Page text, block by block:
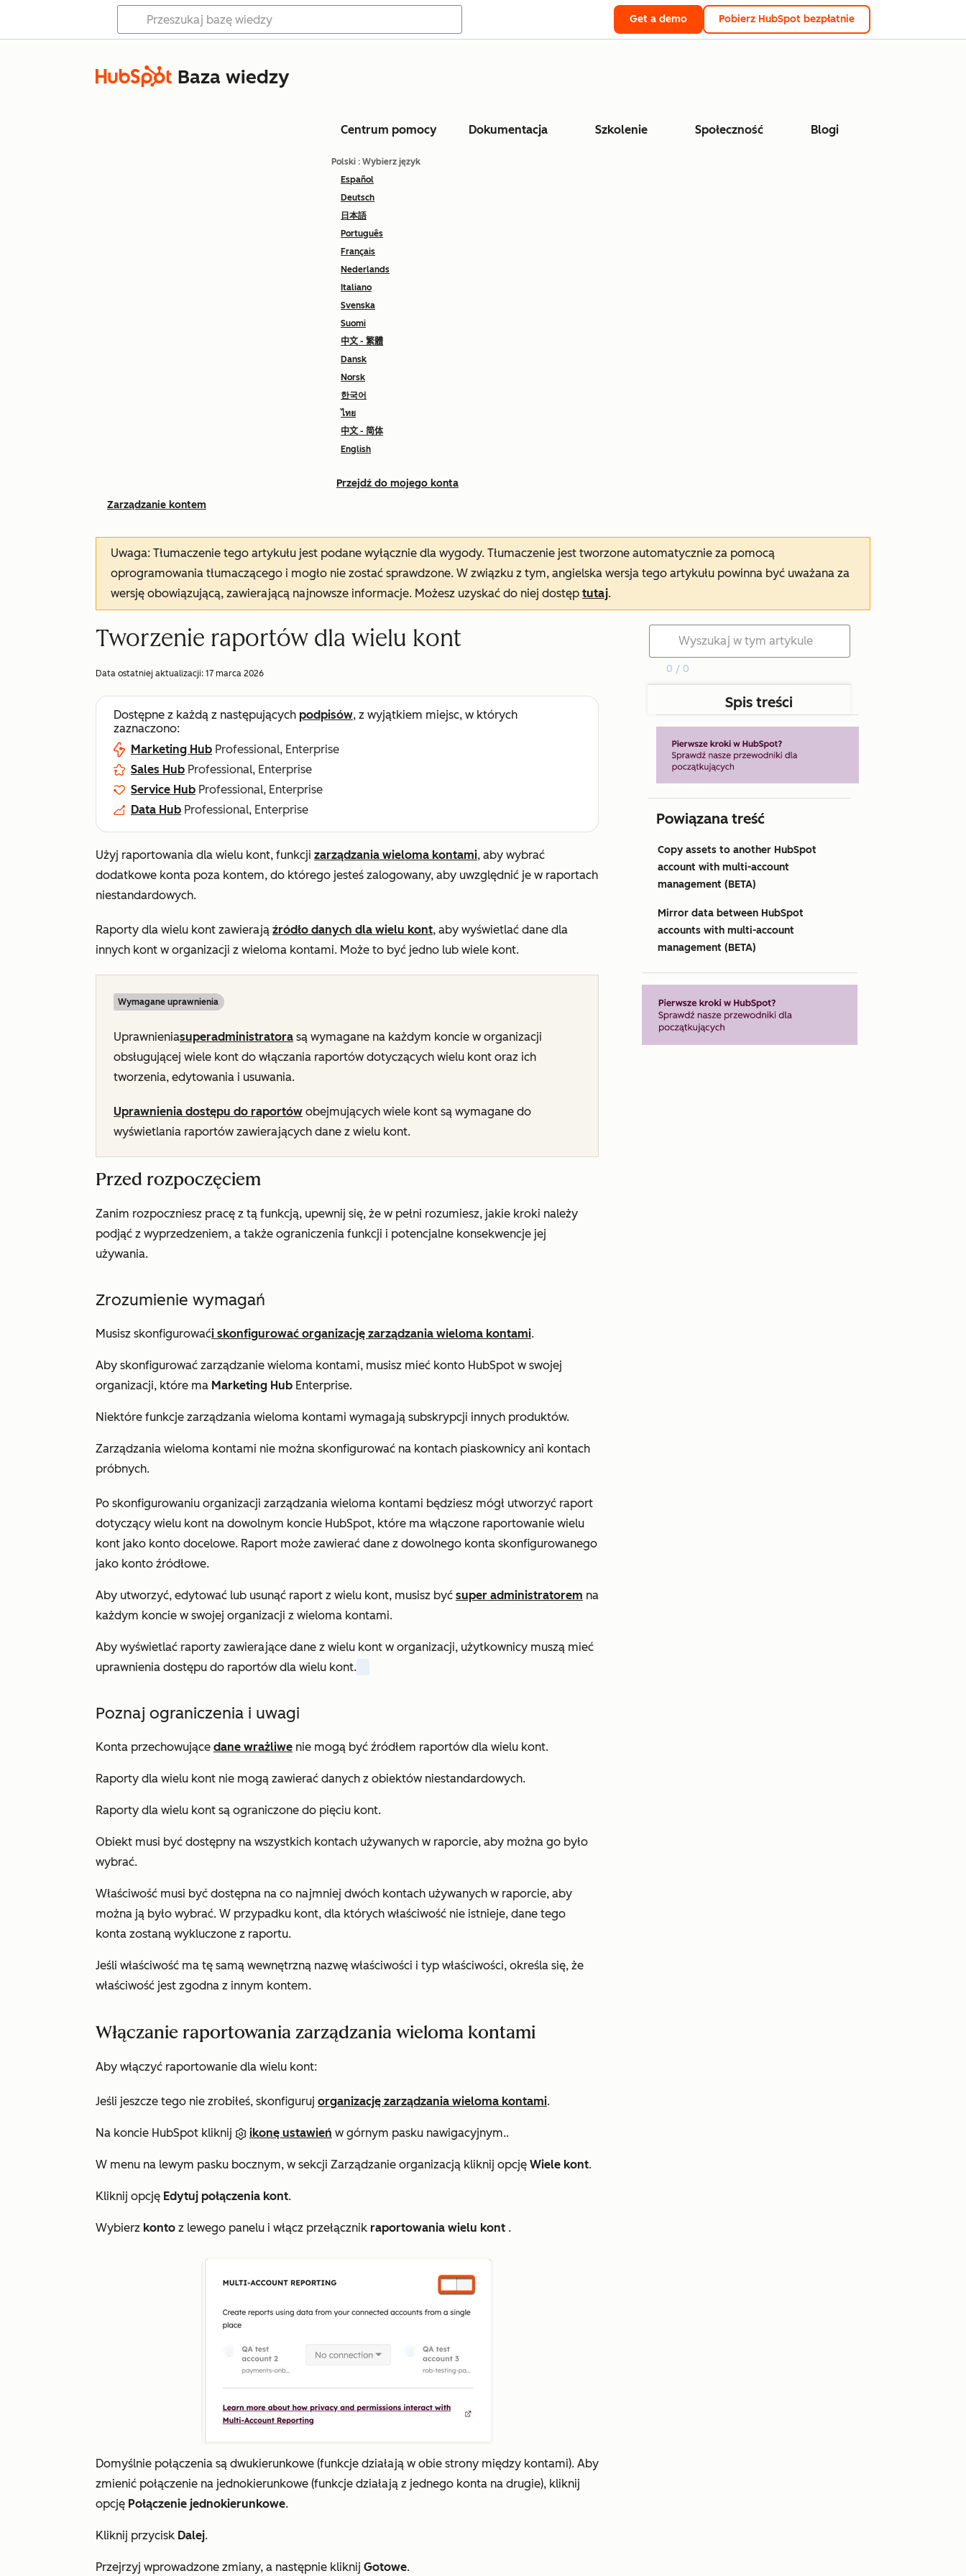
Get a demo Pobierz HubSpot bezpłatnie
Baza wiedzy
Centrum pomocy Dokumentacja Szkolenie Społeczność Blogi
Polski : Wybierz język
Español
Deutsch
日本語
Português
Français
Nederlands
Italiano
Svenska
Suomi
中文 - 繁體
Dansk
Norsk
한국어
ไทย
中文 - 简体
English
Przejdź do mojego konta
Zarządzanie kontem
Uwaga: Tłumaczenie tego artykułu jest podane wyłącznie dla wygody. Tłumaczenie jest tworzone automatycznie za pomocą
oprogramowania tłumaczącego i mogło nie zostać sprawdzone. W związku z tym, angielska wersja tego artykułu powinna być uważana za
wersję obowiązującą, zawierającą najnowsze informacje. Możesz uzyskać do niej dostęp tutaj.
Tworzenie raportów dla wielu kont
Data ostatniej aktualizacji: 17 marca 2026
Dostępne z każdą z następujących podpisów, z wyjątkiem miejsc, w których
zaznaczono:
Marketing Hub Professional, Enterprise
Sales Hub Professional, Enterprise
Service Hub Professional, Enterprise
Data Hub Professional, Enterprise
Użyj raportowania dla wielu kont, funkcji zarządzania wieloma kontami, aby wybrać
dodatkowe konta poza kontem, do którego jesteś zalogowany, aby uwzględnić je w raportach
niestandardowych.
Raporty dla wielu kont zawierają źródło danych dla wielu kont, aby wyświetlać dane dla
innych kont w organizacji z wieloma kontami. Może to być jedno lub wiele kont.
Wymagane uprawnienia
Uprawnieniasuperadministratora są wymagane na każdym koncie w organizacji
obsługującej wiele kont do włączania raportów dotyczących wielu kont oraz ich
tworzenia, edytowania i usuwania.
Uprawnienia dostępu do raportów obejmujących wiele kont są wymagane do
wyświetlania raportów zawierających dane z wielu kont.
Przed rozpoczęciem
Zanim rozpoczniesz pracę z tą funkcją, upewnij się, że w pełni rozumiesz, jakie kroki należy
podjąć z wyprzedzeniem, a także ograniczenia funkcji i potencjalne konsekwencje jej
używania.
Zrozumienie wymagań
Musisz skonfigurowaći skonfigurować organizację zarządzania wieloma kontami.
Aby skonfigurować zarządzanie wieloma kontami, musisz mieć konto HubSpot w swojej
organizacji, które ma Marketing Hub Enterprise.
Niektóre funkcje zarządzania wieloma kontami wymagają subskrypcji innych produktów.
Zarządzania wieloma kontami nie można skonfigurować na kontach piaskownicy ani kontach
próbnych.
Po skonfigurowaniu organizacji zarządzania wieloma kontami będziesz mógł utworzyć raport
dotyczący wielu kont na dowolnym koncie HubSpot, które ma włączone raportowanie wielu
kont jako konto docelowe. Raport może zawierać dane z dowolnego konta skonfigurowanego
jako konto źródłowe.
Aby utworzyć, edytować lub usunąć raport z wielu kont, musisz być super administratorem na
każdym koncie w swojej organizacji z wieloma kontami.
Aby wyświetlać raporty zawierające dane z wielu kont w organizacji, użytkownicy muszą mieć
uprawnienia dostępu do raportów dla wielu kont.
Poznaj ograniczenia i uwagi
Konta przechowujące dane wrażliwe nie mogą być źródłem raportów dla wielu kont.
Raporty dla wielu kont nie mogą zawierać danych z obiektów niestandardowych.
Raporty dla wielu kont są ograniczone do pięciu kont.
Obiekt musi być dostępny na wszystkich kontach używanych w raporcie, aby można go było
wybrać.
Właściwość musi być dostępna na co najmniej dwóch kontach używanych w raporcie, aby
można ją było wybrać. W przypadku kont, dla których właściwość nie istnieje, dane tego
konta zostaną wykluczone z raportu.
Jeśli właściwość ma tę samą wewnętrzną nazwę właściwości i typ właściwości, określa się, że
właściwość jest zgodna z innym kontem.
Włączanie raportowania zarządzania wieloma kontami
Aby włączyć raportowanie dla wielu kont:
Jeśli jeszcze tego nie zrobiłeś, skonfiguruj organizację zarządzania wieloma kontami.
Na koncie HubSpot kliknij ikonę ustawień w górnym pasku nawigacyjnym..
W menu na lewym pasku bocznym, w sekcji Zarządzanie organizacją kliknij opcję Wiele kont.
Kliknij opcję Edytuj połączenia kont.
Wybierz konto z lewego panelu i włącz przełącznik raportowania wielu kont .
Domyślnie połączenia są dwukierunkowe (funkcje działają w obie strony między kontami). Aby
zmienić połączenie na jednokierunkowe (funkcje działają z jednego konta na drugie), kliknij
opcję Połączenie jednokierunkowe.
Kliknij przycisk Dalej.
Przejrzyj wprowadzone zmiany, a następnie kliknij Gotowe.
0 / 0
Spis treści
Powiązana treść
Copy assets to another HubSpot
account with multi-account
management (BETA)
Mirror data between HubSpot
accounts with multi-account
management (BETA)